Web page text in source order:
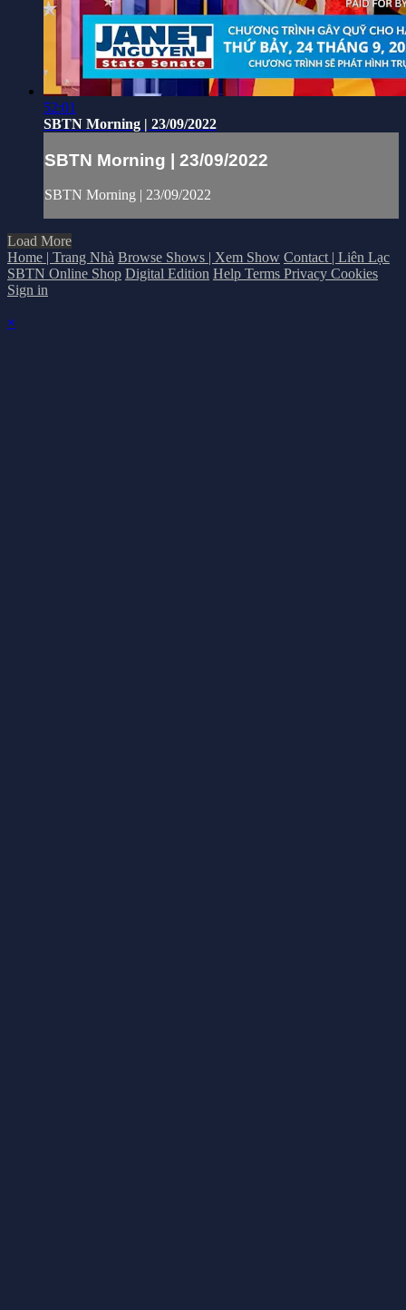
52:01
SBTN Morning | 23/09/2022
SBTN Morning | 23/09/2022
SBTN Morning | 23/09/2022
Load More
Home | Trang Nhà Browse Shows | Xem Show Contact | Liên Lạc
SBTN Online Shop Digital Edition Help Terms Privacy Cookies
Sign in
×